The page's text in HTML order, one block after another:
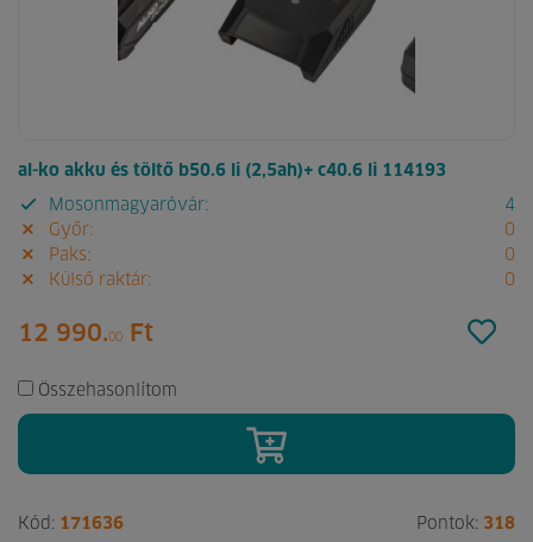
al-ko akku és töltő b50.6 li (2,5ah)+ c40.6 li 114193
Mosonmagyaróvár:
4
Győr:
0
Paks:
0
Külső raktár:
0
12 990.00 Ft
Összehasonlítom
Kód: 171636 Pontok: 318